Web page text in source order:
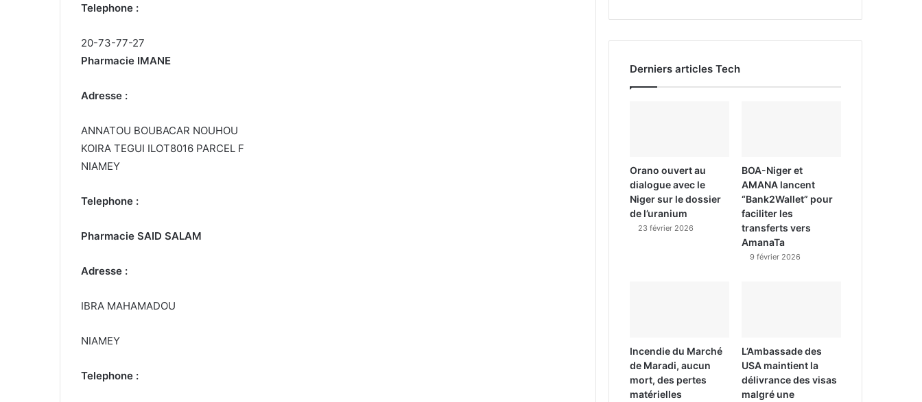
Telephone :
20-73-77-27
Pharmacie IMANE
Adresse :
ANNATOU BOUBACAR NOUHOU
KOIRA TEGUI ILOT8016 PARCEL F
NIAMEY
Telephone :
Pharmacie SAID SALAM
Adresse :
IBRA MAHAMADOU
NIAMEY
Telephone :
Derniers articles Tech
Orano ouvert au
dialogue avec le
Niger sur le dossier
de l’uranium
23 février 2026
BOA-Niger et
AMANA lancent
“Bank2Wallet” pour
faciliter les
transferts vers
AmanaTa
9 février 2026
Incendie du Marché
de Maradi, aucun
mort, des pertes
matérielles
L’Ambassade des
USA maintient la
délivrance des visas
malgré une